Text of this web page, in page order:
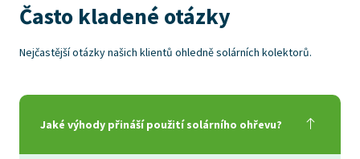
Často kladené otázky
Nejčastější otázky našich klientů ohledně solárních kolektorů.
Jaké výhody přináší použití solárního ohřevu?